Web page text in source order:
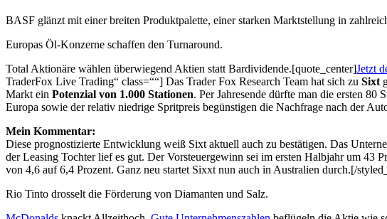
BASF glänzt mit einer breiten Produktpalette, einer starken Marktstellung in
Europas Öl-Konzerne schaffen den Turnaround.
Total Aktionäre wählen überwiegend Aktien statt Bardividende.[quote_center]Jetzt
TraderFox Live Trading“ class=““] Das Trader Fox Research Team hat sich zu Sixt
Markt ein Potenzial von 1.000 Stationen. Per Jahresende dürfte man die ersten 80
Europa sowie der relativ niedrige Spritpreis begünstigen die Nachfrage nach der
Mein Kommentar:
Diese prognostizierte Entwicklung weiß Sixt aktuell auch zu bestätigen. Das
der Leasing Tochter lief es gut. Der Vorsteuergewinn sei im ersten Halbjahr um 43
von 4,6 auf 6,4 Prozent. Ganz neu startet Sixxt nun auch in Australien durch.[/
Rio Tinto drosselt die Förderung von Diamanten und Salz.